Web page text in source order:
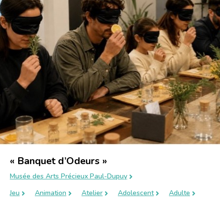
« Banquet d’Odeurs »
Musée des Arts Précieux Paul-Dupuy
Jeu
Animation Atelier Adolescent Adulte